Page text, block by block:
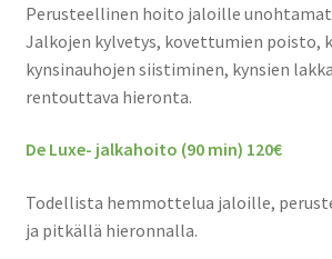
Perusteellinen hoito jaloille
Jalkojen kylvetys, kovettumien poisto,
kynsinauhojen siistiminen, kynsien
rentouttava hieronta.
De Luxe- jalkahoito (90 min) 120€
Todellista hemmottelua jaloille,
ja pitkällä hieronnalla.